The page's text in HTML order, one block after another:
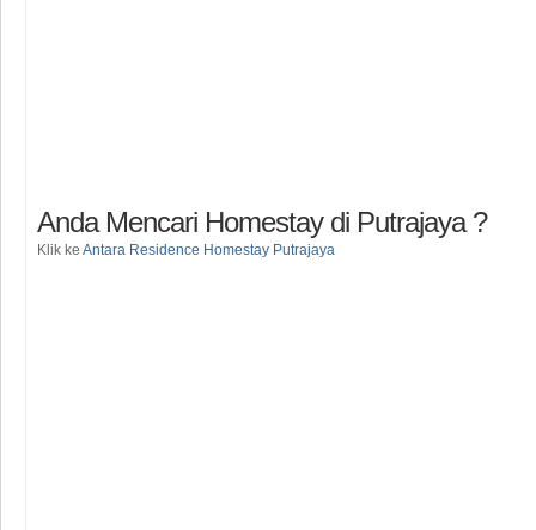
Anda Mencari Homestay di Putrajaya ?
Klik ke Antara Residence Homestay Putrajaya